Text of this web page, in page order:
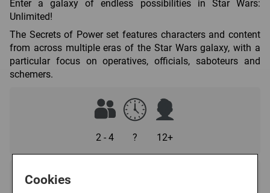
Cookies
Enter a galaxy of endless possibilities in Star Wars:
Unlimited!
The Secrets of Power set features characters and content
from across multiple eras of the Star Wars galaxy, with a
particular focus on operatives, officials, saboteurs and
schemers.
2 - 4 ? 12+